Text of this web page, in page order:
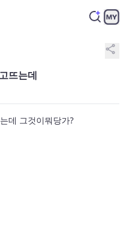
share
뜨는데
데 그것이뭐당가?